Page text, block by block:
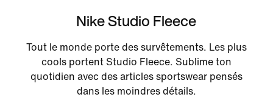
Nike Studio Fleece
Tout le monde porte des survêtements. Les plus
cools portent Studio Fleece. Sublime ton
quotidien avec des articles sportswear pensés
dans les moindres détails.